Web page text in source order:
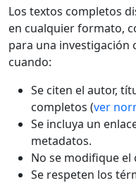
Los textos completos
en cualquier formato,
para una investigación
cuando:
Se citen el autor,
completos (ver
Se incluya un
metadatos.
No se modifique
Se respeten los